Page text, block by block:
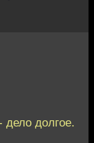
дело долгое.